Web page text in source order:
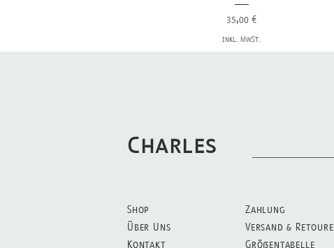
Preis
35,00 €
inkl. MwSt.
Charles
Shop
Über Uns
Kontakt
Zahlung
Versand & Retoure
Größentabelle